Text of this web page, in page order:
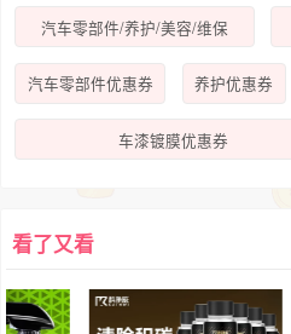
汽车零部件/养护/美容/维保
汽车零部件优惠券 养护优惠券
车漆镀膜优惠券
看了又看